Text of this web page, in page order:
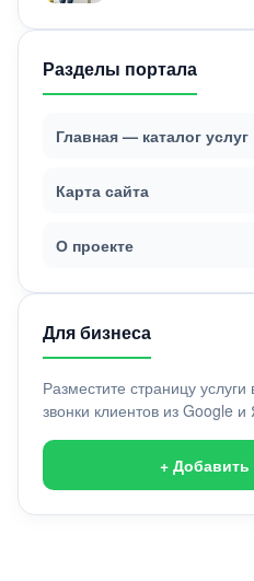
Разделы портала
Главная — каталог услуг
Карта сайта
О проекте
Для бизнеса
Разместите страницу
звонки клиентов из Google и
+